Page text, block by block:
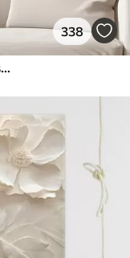
338
Absztrakt festmény olajfestmény stílusban